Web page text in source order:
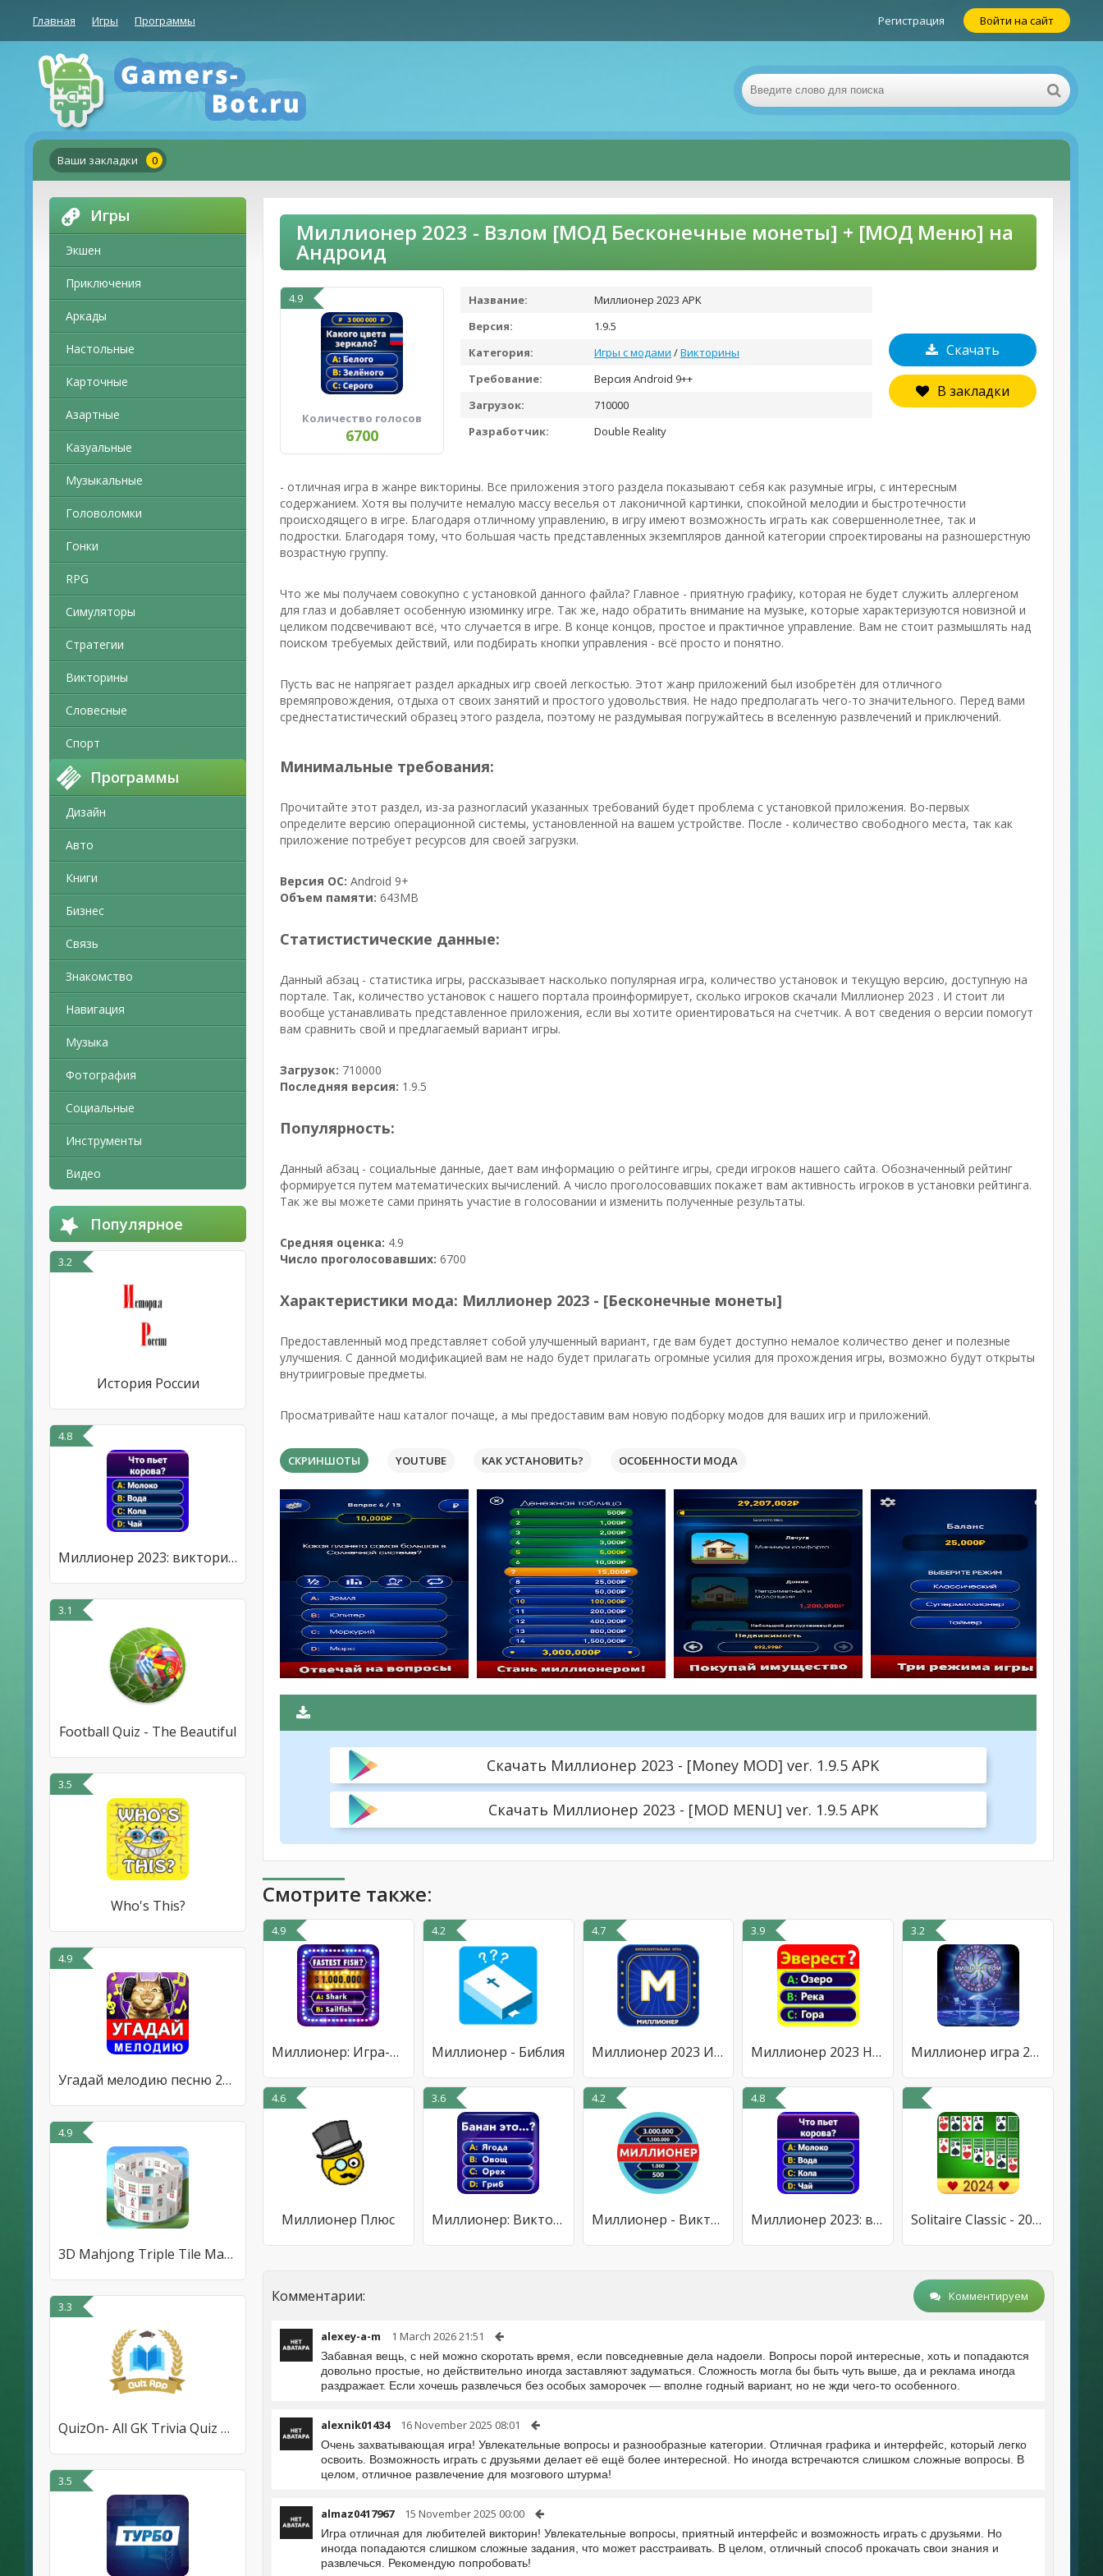
Главная Игры Программы Регистрация Войти на сайт
Ваши закладки 0
Игры
Экшен
Приключения
Аркады
Настольные
Карточные
Азартные
Казуальные
Музыкальные
Головоломки
Гонки
RPG
Симуляторы
Стратегии
Викторины
Словесные
Спорт
Программы
Дизайн
Авто
Книги
Бизнес
Связь
Знакомство
Навигация
Музыка
Фотография
Социальные
Инструменты
Видео
Популярное
3.2
История России
4.8
Миллионер 2023: викторина
3.1
Football Quiz - The Beautiful
3.5
Who's This?
4.9
Угадай мелодию песню 2023
4.9
3D Mahjong Triple Tile Match
3.3
QuizOn- All GK Trivia Quiz App
3.5
Миллионер 2023 - Взлом [МОД Бесконечные монеты] + [МОД Меню] на
Андроид
4.9
Количество голосов
6700
Скачать
В закладки
Название:
Миллионер 2023 APK
Версия:
1.9.5
Категория:
Игры с модами /Викторины
Требование:
Версия Android 9++
Загрузок:
710000
Разработчик:
Double Reality
- отличная игра в жанре викторины. Все приложения этого раздела показывают себя как разумные игры, с интересным
содержанием. Хотя вы получите немалую массу веселья от лаконичной картинки, спокойной мелодии и быстротечности
происходящего в игре. Благодаря отличному управлению, в игру имеют возможность играть как совершеннолетнее, так и
подростки. Благодаря тому, что большая часть представленных экземпляров данной категории спроектированы на разношерстную
возрастную группу.
Что же мы получаем совокупно с установкой данного файла? Главное - приятную графику, которая не будет служить аллергеном
для глаз и добавляет особенную изюминку игре. Так же, надо обратить внимание на музыке, которые характеризуются новизной и
целиком подсвечивают всё, что случается в игре. В конце концов, простое и практичное управление. Вам не стоит размышлять над
поиском требуемых действий, или подбирать кнопки управления - всё просто и понятно.
Пусть вас не напрягает раздел аркадных игр своей легкостью. Этот жанр приложений был изобретён для отличного
времяпровождения, отдыха от своих занятий и простого удовольствия. Не надо предполагать чего-то значительного. Перед вами
среднестатистический образец этого раздела, поэтому не раздумывая погружайтесь в вселенную развлечений и приключений.
Минимальные требования:
Прочитайте этот раздел, из-за разногласий указанных требований будет проблема с установкой приложения. Во-первых
определите версию операционной системы, установленной на вашем устройстве. После - количество свободного места, так как
приложение потребует ресурсов для своей загрузки.
Версия ОС: Android 9+
Объем памяти: 643MB
Статистистические данные:
Данный абзац - статистика игры, рассказывает насколько популярная игра, количество установок и текущую версию, доступную на
портале. Так, количество установок с нашего портала проинформирует, сколько игроков скачали Миллионер 2023 . И стоит ли
вообще устанавливать представленное приложения, если вы хотите ориентироваться на счетчик. А вот сведения о версии помогут
вам сравнить свой и предлагаемый вариант игры.
Загрузок: 710000
Последняя версия: 1.9.5
Популярность:
Данный абзац - социальные данные, дает вам информацию о рейтинге игры, среди игроков нашего сайта. Обозначенный рейтинг
формируется путем математических вычислений. А число проголосовавших покажет вам активность игроков в установки рейтинга.
Так же вы можете сами принять участие в голосовании и изменить полученные результаты.
Средняя оценка: 4.9
Число проголосовавших: 6700
Характеристики мода: Миллионер 2023 - [Бесконечные монеты]
Предоставленный мод представляет собой улучшенный вариант, где вам будет доступно немалое количество денег и полезные
улучшения. С данной модификацией вам не надо будет прилагать огромные усилия для прохождения игры, возможно будут открыты
внутриигровые предметы.
Просматривайте наш каталог почаще, а мы предоставим вам новую подборку модов для ваших игр и приложений.
СКРИНШОТЫ YOUTUBE КАК УСТАНОВИТЬ? ОСОБЕННОСТИ МОДА
Скачать Миллионер 2023 - [Money MOD] ver. 1.9.5 APK
Скачать Миллионер 2023 - [MOD MENU] ver. 1.9.5 APK
Смотрите также:
4.9
Миллионер: Игра-викторина
4.2
Миллионер - Библия
4.7
Миллионер 2023 Игра викторина
3.9
Миллионер 2023 Новая викторина
3.2
Миллионер игра 2022: викторина
4.6
Миллионер Плюс
3.6
Миллионер: Викторина
4.2
Миллионер - Викторина
4.8
Миллионер 2023: викторина Solitaire Classic - 2024
Комментарии: Комментируем
alexey-a-m 1 March 2026 21:51
Забавная вещь, с ней можно скоротать время, если повседневные дела надоели. Вопросы порой интересные, хоть и попадаются
довольно простые, но действительно иногда заставляют задуматься. Сложность могла бы быть чуть выше, да и реклама иногда
раздражает. Если хочешь развлечься без особых заморочек — вполне годный вариант, но не жди чего-то особенного.
alexnik01434 16 November 2025 08:01
Очень захватывающая игра! Увлекательные вопросы и разнообразные категории. Отличная графика и интерфейс, который легко
освоить. Возможность играть с друзьями делает её ещё более интересной. Но иногда встречаются слишком сложные вопросы. В
целом, отличное развлечение для мозгового штурма!
almaz0417967 15 November 2025 00:00
Игра отличная для любителей викторин! Увлекательные вопросы, приятный интерфейс и возможность играть с друзьями. Но
иногда попадаются слишком сложные задания, что может расстраивать. В целом, отличный способ прокачать свои знания и
развлечься. Рекомендую попробовать!